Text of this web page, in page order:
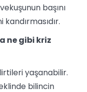
başını
ne gibi kriz
yaşanabilir.
bilincin